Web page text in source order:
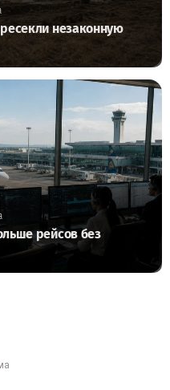
незаконную
рейсов без